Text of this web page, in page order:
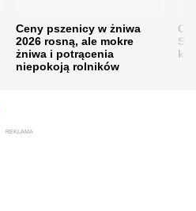
Ceny pszenicy w żniwa
2026 rosną, ale mokre
żniwa i potrącenia
niepokoją rolników
REKLAMA